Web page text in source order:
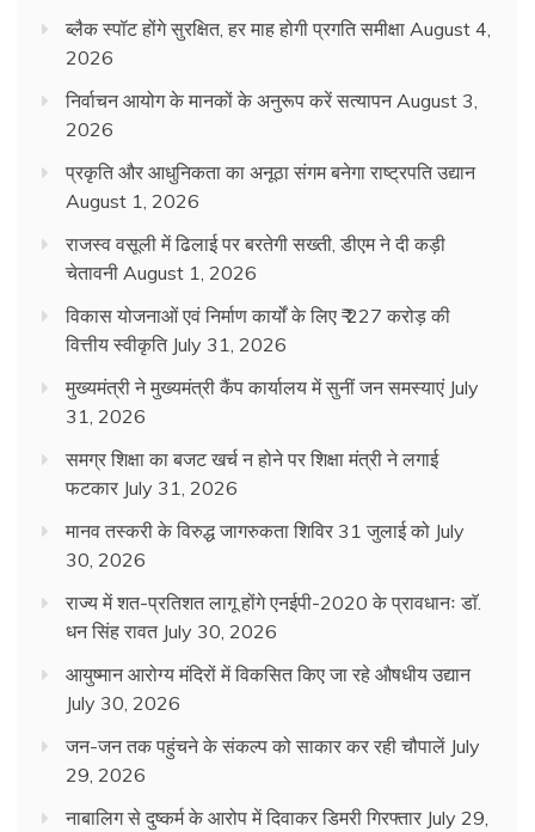
ब्लैक स्पॉट होंगे सुरक्षित, हर माह होगी प्रगति समीक्षा August 4,
2026
निर्वाचन आयोग के मानकों के अनुरूप करें सत्यापन August 3,
2026
प्रकृति और आधुनिकता का अनूठा संगम बनेगा राष्ट्रपति उद्यान
August 1, 2026
राजस्व वसूली में ढिलाई पर बरतेगी सख्ती, डीएम ने दी कड़ी
चेतावनी August 1, 2026
विकास योजनाओं एवं निर्माण कार्यों के लिए ₹ 227 करोड़ की
वित्तीय स्वीकृति July 31, 2026
मुख्यमंत्री ने मुख्यमंत्री कैंप कार्यालय में सुनीं जन समस्याएं July
31, 2026
समग्र शिक्षा का बजट खर्च न होने पर शिक्षा मंत्री ने लगाई
फटकार July 31, 2026
मानव तस्करी के विरुद्ध जागरुकता शिविर 31 जुलाई को July
30, 2026
राज्य में शत-प्रतिशत लागू होंगे एनईपी-2020 के प्रावधानः डाॅ.
धन सिंह रावत July 30, 2026
आयुष्मान आरोग्य मंदिरों में विकसित किए जा रहे औषधीय उद्यान
July 30, 2026
जन-जन तक पहुंचने के संकल्प को साकार कर रही चौपालें July
29, 2026
नाबालिग से दुष्कर्म के आरोप में दिवाकर डिमरी गिरफ्तार July 29,